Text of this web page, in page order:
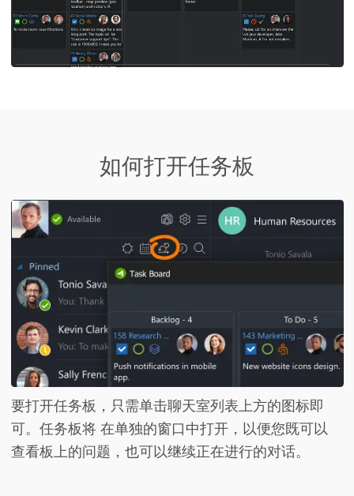
如何打开任务板
要打开任务板 ，只需单击聊天室列表上方的图标即
可。任务板将 在单独的窗口中打开，以便您既可以
查看板上的问题，也可以继续正在进行的对话。